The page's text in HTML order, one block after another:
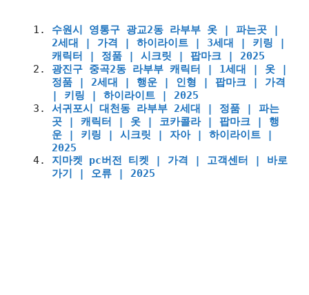
수원시 영통구 광교2동 라부부 옷 | 파는곳 |
2세대 | 가격 | 하이라이트 | 3세대 | 키링 |
캐릭터 | 정품 | 시크릿 | 팝마크 | 2025
광진구 중곡2동 라부부 캐릭터 | 1세대 | 옷 |
정품 | 2세대 | 행운 | 인형 | 팝마크 | 가격
| 키링 | 하이라이트 | 2025
서귀포시 대천동 라부부 2세대 | 정품 | 파는
곳 | 캐릭터 | 옷 | 코카콜라 | 팝마크 | 행
운 | 키링 | 시크릿 | 자아 | 하이라이트 |
2025
지마켓 pc버전 티켓 | 가격 | 고객센터 | 바로
가기 | 오류 | 2025